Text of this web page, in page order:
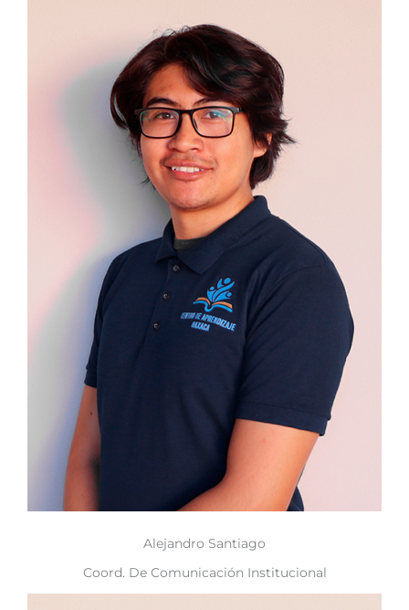
Alejandro Santiago
Coord. De Comunicación Institucional